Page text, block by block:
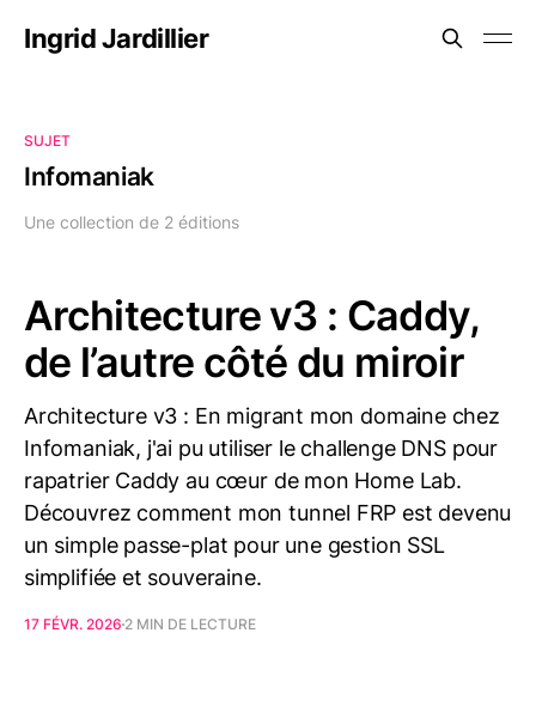
Ingrid Jardillier
SUJET
Infomaniak
Une collection de 2 éditions
Architecture v3 : Caddy,
de l’autre côté du miroir
Architecture v3 : En migrant mon domaine chez
Infomaniak, j'ai pu utiliser le challenge DNS pour
rapatrier Caddy au cœur de mon Home Lab.
Découvrez comment mon tunnel FRP est devenu
un simple passe-plat pour une gestion SSL
simplifiée et souveraine.
17 FÉVR. 2026 2 MIN DE LECTURE